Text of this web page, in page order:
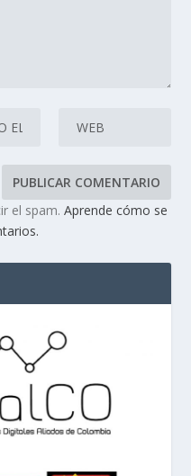
el spam.Aprende cómo se